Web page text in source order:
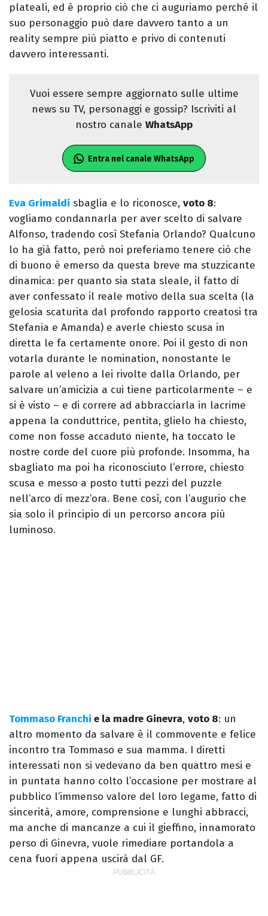
plateali, ed è proprio ciò che ci auguriamo perché il
suo personaggio può dare davvero tanto a un
reality sempre più piatto e privo di contenuti
davvero interessanti.
Vuoi essere sempre aggiornato sulle ultime
news su TV, personaggi e gossip? Iscriviti al
nostro canale WhatsApp
Entra nel canale WhatsApp
Eva Grimaldi sbaglia e lo riconosce, voto 8:
vogliamo condannarla per aver scelto di salvare
Alfonso, tradendo così Stefania Orlando? Qualcuno
lo ha già fatto, però noi preferiamo tenere ciò che
di buono è emerso da questa breve ma stuzzicante
dinamica: per quanto sia stata sleale, il fatto di
aver confessato il reale motivo della sua scelta (la
gelosia scaturita dal profondo rapporto creatosi tra
Stefania e Amanda) e averle chiesto scusa in
diretta le fa certamente onore. Poi il gesto di non
votarla durante le nomination, nonostante le
parole al veleno a lei rivolte dalla Orlando, per
salvare un’amicizia a cui tiene particolarmente – e
si è visto – e di correre ad abbracciarla in lacrime
appena la conduttrice, pentita, glielo ha chiesto,
come non fosse accaduto niente, ha toccato le
nostre corde del cuore più profonde. Insomma, ha
sbagliato ma poi ha riconosciuto l’errore, chiesto
scusa e messo a posto tutti pezzi del puzzle
nell’arco di mezz’ora. Bene così, con l’augurio che
sia solo il principio di un percorso ancora più
luminoso.
Tommaso Franchi e la madre Ginevra, voto 8: un
altro momento da salvare è il commovente e felice
incontro tra Tommaso e sua mamma. I diretti
interessati non si vedevano da ben quattro mesi e
in puntata hanno colto l’occasione per mostrare al
pubblico l’immenso valore del loro legame, fatto di
sincerità, amore, comprensione e lunghi abbracci,
ma anche di mancanze a cui il gieffino, innamorato
perso di Ginevra, vuole rimediare portandola a
cena fuori appena uscirà dal GF.